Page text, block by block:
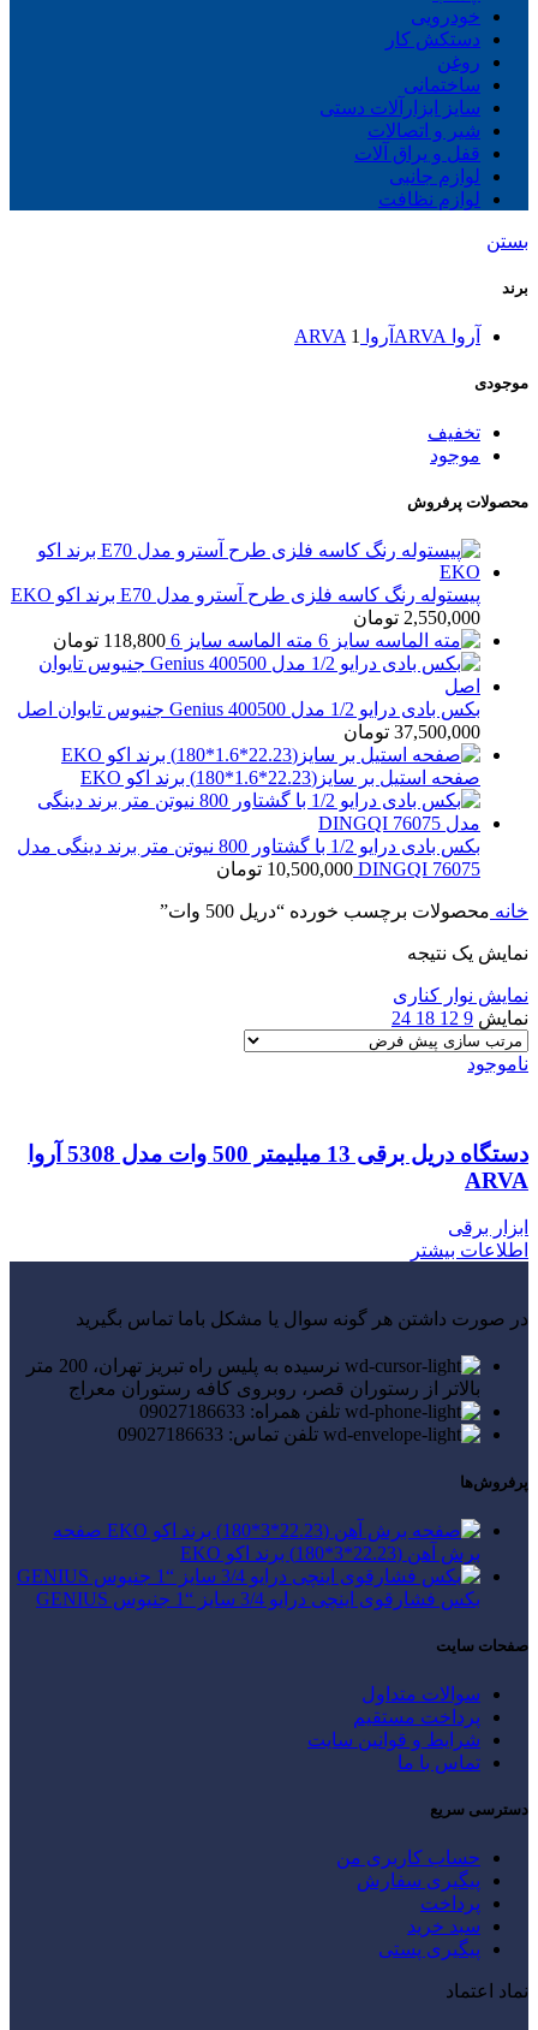
خودرویی
دستکش کار
روغن
ساختمانی
سایز ابزارآلات دستی
شیر و اتصالات
قفل و یراق آلات
لوازم جانبی
لوازم نظافت
بستن
برند
آروا ARVA آروا ARVA 1
موجودی
تخفیف
موجود
محصولات پرفروش
پیستوله رنگ کاسه فلزی طرح آسترو مدل E70 برند اکو EKO
2,550,000 تومان
مته الماسه سایز 6
118,800 تومان
بکس بادی درایو 1/2 مدل Genius 400500 جنیوس تایوان اصل
37,500,000 تومان
صفحه استیل بر سایز(22.23*1.6*180) برند اکو EKO
بکس بادی درایو 1/2 با گشتاور 800 نیوتن متر برند دینگی مدل
76075 DINGQI
10,500,000 تومان
خانه محصولات برچسب خورده “دریل 500 وات”
نمایش یک نتیجه
نمایش نوار کناری
نمایش 9
12
18
24
ناموجود
دستگاه دریل برقی 13 میلیمتر 500 وات مدل 5308 آروا
ARVA
ابزار برقی
اطلاعات بیشتر
در صورت داشتن هر گونه سوال یا مشکل باما تماس بگیرید
نرسیده به پلیس راه تبریز تهران، 200 متر
بالاتر از رستوران قصر، روبروی کافه رستوران معراج
تلفن همراه: 09027186633
تلفن تماس: 09027186633
پرفروش‌ها
صفحه
برش آهن (22.23*3*180) برند اکو EKO
بکس فشارقوی اینچی درایو 3/4 سایز “1 جنیوس GENIUS
صفحات سایت
سوالات متداول
پرداخت مستقیم
شرایط و قوانین سایت
تماس با ما
دسترسی سریع
حساب کاربری من
پیگیری سفارش
پرداخت
سبد خرید
پیگیری پستی
نماد اعتماد